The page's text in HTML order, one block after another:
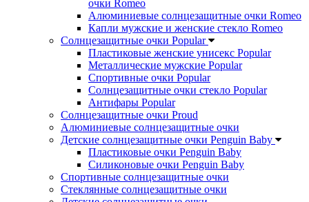
очки Romeo
Алюминиевые солнцезащитные очки Romeo
Капли мужские и женские стекло Romeo
Солнцезащитные очки Popular
Пластиковые женские унисекс Popular
Металлические мужские Popular
Спортивные очки Popular
Солнцезащитные очки стекло Popular
Aнтифары Popular
Солнцезащитные очки Proud
Алюминиевые солнцезащитные очки
Детские солнцезащитные очки Penguin Baby
Пластиковые очки Penguin Baby
Силиконовые очки Penguin Baby
Спортивные солнцезащитные очки
Стеклянные солнцезащитные очки